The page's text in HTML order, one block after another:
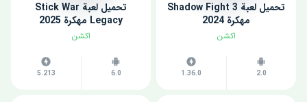
تحميل لعبة Shadow Fight 3
مهكرة 2024
اكشن
2.0
1.36.0
تحميل لعبة Stick War
Legacy مهكرة 2025
اكشن
6.0
5.213